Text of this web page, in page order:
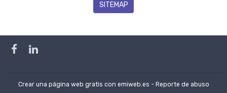
SITEMAP
Crear una página web gratis con emiweb.es - Reporte de abuso